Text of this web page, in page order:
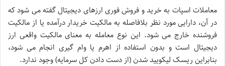
معاملات اسپات به خرید و فروش فوری ارزهای دیجیتال گفته می شود که
در آن، دارایی مورد نظر بلافاصله به مالکیت خریدار درآمده یا از مالکیت
فروشنده خارج می شود. این نوع معامله به معنای مالکیت واقعی ارز
دیجیتال است و بدون استفاده از اهرم یا وام گیری انجام می شود،
بنابراین ریسک لیکویید شدن (از دست دادن کل سرمایه) وجود ندارد.